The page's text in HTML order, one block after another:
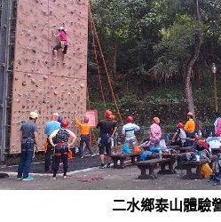
二水鄉泰山體驗